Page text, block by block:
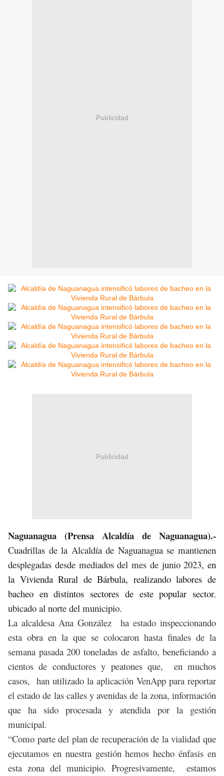
Publicidad
Publicidad
Naguanagua (Prensa Alcaldía de Naguanagua).-
Cuadrillas de la Alcaldía de Naguanagua se mantienen
desplegadas desde mediados del mes de junio 2023, en
la Vivienda Rural de Bárbula, realizando labores de
bacheo en distintos sectores de este popular sector,
ubicado al norte del municipio.
La alcaldesa Ana González ha estado inspeccionando
esta obra en la que se colocaron hasta finales de la
semana pasada 200 toneladas de asfalto, beneficiando a
cientos de conductores y peatones que, en muchos
casos, han utilizado la aplicación VenApp para reportar
el estado de las calles y avenidas de la zona, información
que ha sido procesada y atendida por la gestión
municipal.
“Como parte del plan de recuperación de la vialidad que
ejecutamos en nuestra gestión hemos hecho énfasis en
esta zona del municipio. Progresivamente, estamos